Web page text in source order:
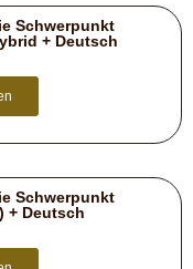
Schwerpunkt
+ Deutsch
Schwerpunkt
+ Deutsch